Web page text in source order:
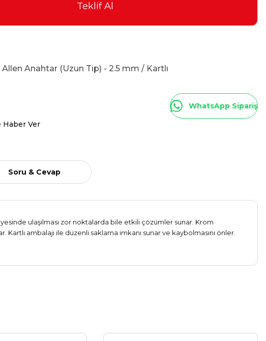
Teklif Al
Anahtar (Uzun Tip) - 2.5 mm / Kartlı
WhatsApp Sipariş
Haber Ver
Soru & Cevap
ulaşılması zor noktalarda bile etkili çözümler sunar. Krom
ambalajı ile düzenli saklama imkanı sunar ve kaybolmasını önler.